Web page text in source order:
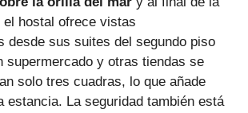
hostal ofrece vistas
desde sus suites del segundo piso
supermercado y otras tiendas se
solo tres cuadras, lo que añade
estancia. La seguridad también está